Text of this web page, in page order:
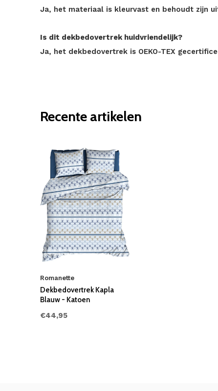
Ja, het materiaal is kleurvast en behoudt zijn
Is dit dekbedovertrek huidvriendelijk?
Ja, het dekbedovertrek is OEKO-TEX
Recente artikelen
Romanette
Dekbedovertrek Kapla
Blauw - Katoen
€44,95